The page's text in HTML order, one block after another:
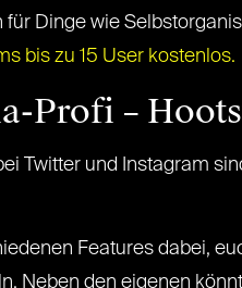
Dinge wie
bis zu 15 User kostenlos.
Profi –
Twitter und Instagram
Features dabei,
Neben den eigenen